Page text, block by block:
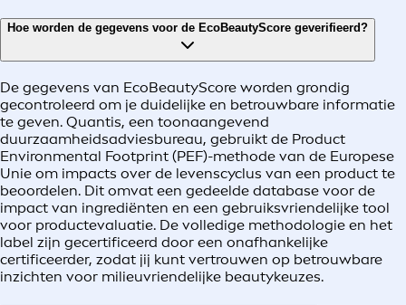
Hoe worden de gegevens voor de EcoBeautyScore geverifieerd?
De gegevens van EcoBeautyScore worden grondig
gecontroleerd om je duidelijke en betrouwbare informatie
te geven. Quantis, een toonaangevend
duurzaamheidsadviesbureau, gebruikt de Product
Environmental Footprint (PEF)-methode van de Europese
Unie om impacts over de levenscyclus van een product te
beoordelen. Dit omvat een gedeelde database voor de
impact van ingrediënten en een gebruiksvriendelijke tool
voor productevaluatie. De volledige methodologie en het
label zijn gecertificeerd door een onafhankelijke
certificeerder, zodat jij kunt vertrouwen op betrouwbare
inzichten voor milieuvriendelijke beautykeuzes.